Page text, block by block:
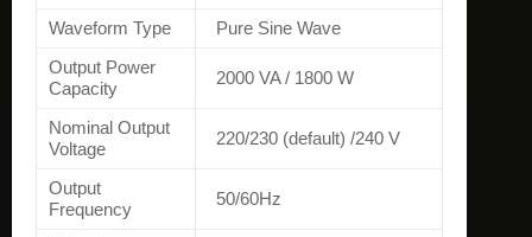
Waveform Type Pure Sine Wave
Output Power
Capacity
2000 VA / 1800 W
Nominal Output
Voltage
220/230 (default) /240 V
Output
Frequency
50/60Hz